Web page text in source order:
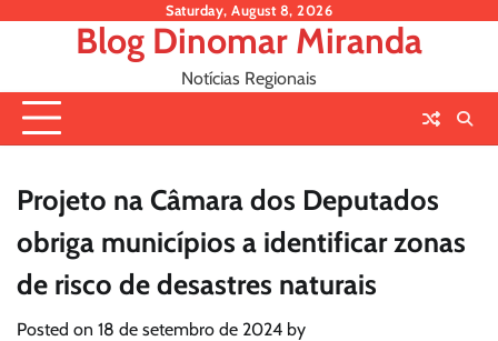
Saturday, August 8, 2026
Blog Dinomar Miranda
Notícias Regionais
Projeto na Câmara dos Deputados
obriga municípios a identificar zonas
de risco de desastres naturais
Posted on 18 de setembro de 2024 by